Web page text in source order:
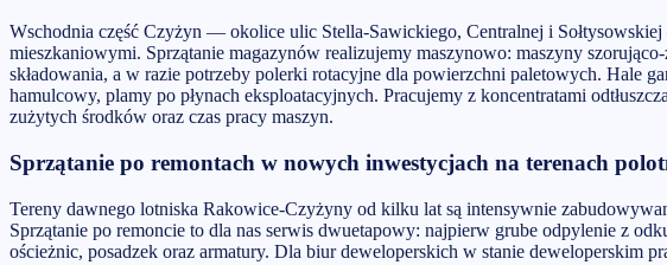
Wschodnia część Czyżyn — okolice ulic Stella-Sawickiego, Centralnej i
mieszkaniowymi. Sprzątanie magazynów realizujemy maszynowo: maszyny
składowania, a w razie potrzeby polerki rotacyjne dla powierzchni paletowych. Hale
hamulcowy, plamy po płynach eksploatacyjnych. Pracujemy z koncentratami
zużytych środków oraz czas pracy maszyn.
Sprzątanie po remontach w nowych inwestycjach na terenach
Tereny dawnego lotniska Rakowice-Czyżyny od kilku lat są intensywnie
Sprzątanie po remoncie to dla nas serwis dwuetapowy: najpierw grube odpylenie z
ościeżnic, posadzek oraz armatury. Dla biur deweloperskich w stanie deweloperskim